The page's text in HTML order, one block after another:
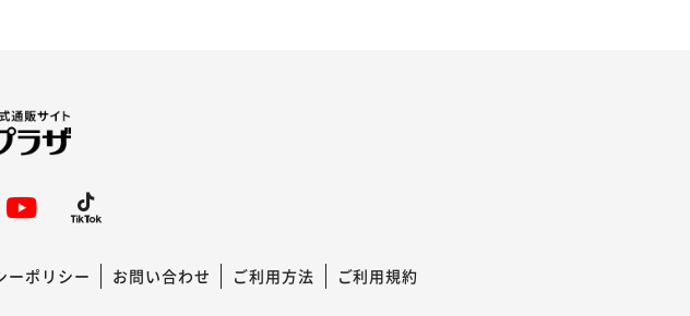
ーポリシー お問い合わせ ご利用方法 ご利用規約